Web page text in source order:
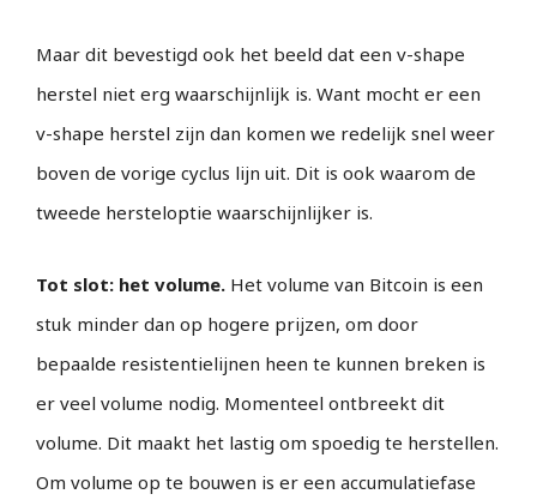
Maar dit bevestigd ook het beeld dat een v-shape
herstel niet erg waarschijnlijk is. Want mocht er een
v-shape herstel zijn dan komen we redelijk snel weer
boven de vorige cyclus lijn uit. Dit is ook waarom de
tweede hersteloptie waarschijnlijker is.
Tot slot: het volume. Het volume van Bitcoin is een
stuk minder dan op hogere prijzen, om door
bepaalde resistentielijnen heen te kunnen breken is
er veel volume nodig. Momenteel ontbreekt dit
volume. Dit maakt het lastig om spoedig te herstellen.
Om volume op te bouwen is er een accumulatiefase